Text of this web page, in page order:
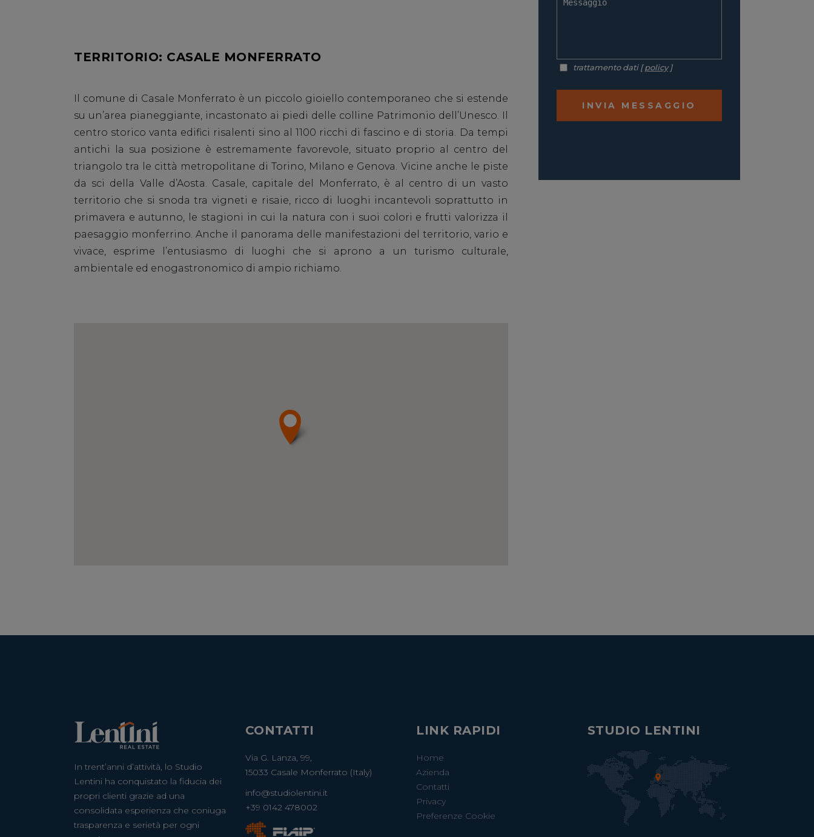
TERRITORIO: CASALE MONFERRATO
Il comune di Casale Monferrato è un piccolo gioiello contemporaneo che si estende
su un’area pianeggiante, incastonato ai piedi delle colline Patrimonio dell’Unesco. Il
centro storico vanta edifici risalenti sino al 1100 ricchi di fascino e di storia. Da tempi
antichi la sua posizione è estremamente favorevole, situato proprio al centro del
triangolo tra le città metropolitane di Torino, Milano e Genova. Vicine anche le piste
da sci della Valle d’Aosta. Casale, capitale del Monferrato, è al centro di un vasto
territorio che si snoda tra vigneti e risaie, ricco di luoghi incantevoli soprattutto in
primavera e autunno, le stagioni in cui la natura con i suoi colori e frutti valorizza il
paesaggio monferrino. Anche il panorama delle manifestazioni del territorio, vario e
vivace, esprime l’entusiasmo di luoghi che si aprono a un turismo culturale,
ambientale ed enogastronomico di ampio richiamo.
trattamento dati [policy]
In trent’anni d’attività, lo Studio
Lentini ha conquistato la fiducia dei
propri clienti grazie ad una
consolidata esperienza che coniuga
trasparenza e serietà per ogni
CONTATTI
Via G. Lanza, 99,
15033 Casale Monferrato (Italy)
info@studiolentini.it
+39 0142 478002
LINK RAPIDI
Home
Azienda
Contatti
Privacy
Preferenze Cookie
STUDIO LENTINI